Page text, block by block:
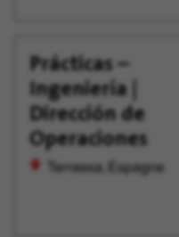
Prácticas –
Ingeniería |
Dirección de
Operaciones
Terrassa, Espagne